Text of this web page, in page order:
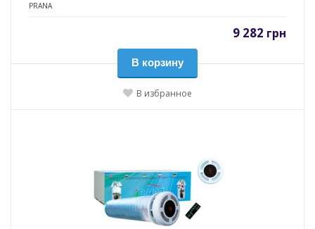
PRANA
9 282 грн
В корзину
В избранное